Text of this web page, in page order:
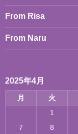
シ
ョ
ン
From Risa
From Naru
2025年4月
月 火
1
7
8